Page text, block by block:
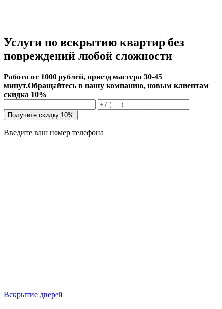
Услуги по вскрытию квартир без
повреждений любой сложности
Работа от 1000 рублей, приезд мастера 30-45
минут.Обращайтесь в нашу компанию, новым клиентам
скидка 10%
Получите скидку 10%
Введите ваш номер телефона
Вскрытие дверей